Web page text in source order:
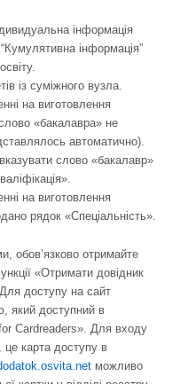
інформація
інформація”
із суміжного вузла.
на виготовлення
«бакалавра» не
автоматично).
слово «бакалавр»
на виготовлення
рядок «Спеціальність».
обов’язково отримайте
«Отримати довідник
Для доступу на сайт
який доступний в
Cardreaders». Для входу
це карта доступу в
можливо